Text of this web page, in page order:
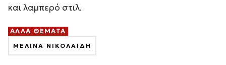
και λαμπερό στιλ.
ΑΛΛΑ ΘΕΜΑΤΑ
ΜΕΛΙΝΑ ΝΙΚΟΛΑΙΔΗ